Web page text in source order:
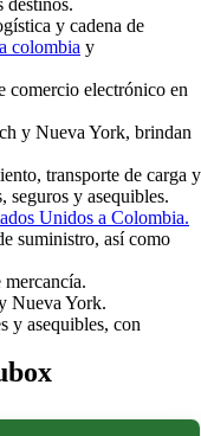
y cadena de
colombia y
comercio electrónico en
y Nueva York, brindan
transporte de carga y
seguros y asequibles.
Unidos a Colombia.
suministro, así como
Nueva York.
y asequibles, con